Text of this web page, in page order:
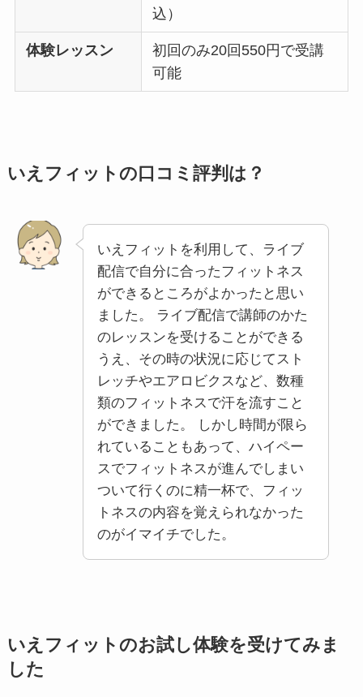
込）
体験レッスン
初回のみ20回550円で受講
可能
いえフィットの口コミ評判は？
いえフィットを利用して、ライブ
配信で自分に合ったフィットネス
ができるところがよかったと思い
ました。 ライブ配信で講師のかた
のレッスンを受けることができる
うえ、その時の状況に応じてスト
レッチやエアロビクスなど、数種
類のフィットネスで汗を流すこと
ができました。 しかし時間が限ら
れていることもあって、ハイペー
スでフィットネスが進んでしまい
ついて行くのに精一杯で、フィッ
トネスの内容を覚えられなかった
のがイマイチでした。
いえフィットのお試し体験を受けてみま
した